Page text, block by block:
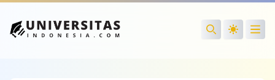
Search